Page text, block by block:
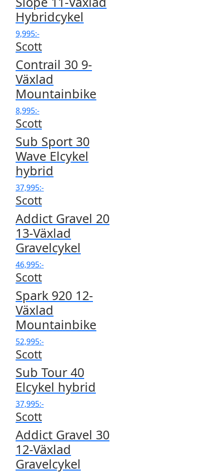
Hybridcykel
9,995:-
Scott
Contrail 30 9-
Växlad
Mountainbike
8,995:-
Scott
Sub Sport 30
Wave Elcykel
hybrid
37,995:-
Scott
Addict Gravel 20
13-Växlad
Gravelcykel
46,995:-
Scott
Spark 920 12-
Växlad
Mountainbike
52,995:-
Scott
Sub Tour 40
Elcykel hybrid
37,995:-
Scott
Addict Gravel 30
12-Växlad
Gravelcykel